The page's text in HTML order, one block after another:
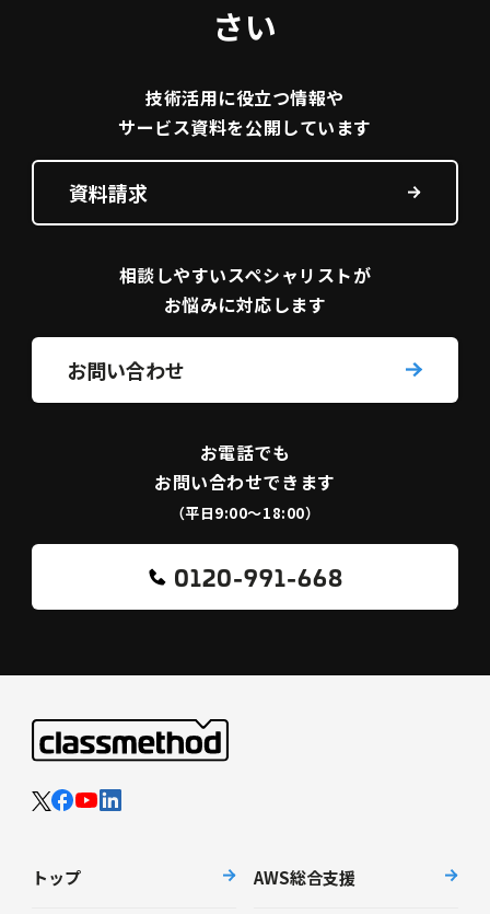
さい
技術活用に役立つ情報や
サービス資料を公開しています
資料請求
相談しやすいスペシャリストが
お悩みに対応します
お問い合わせ
お電話でも
お問い合わせできます
（平日9:00〜18:00）
0120-991-668
トップ AWS総合支援